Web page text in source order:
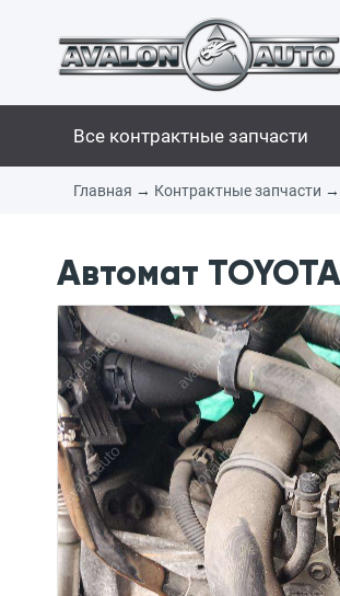
Все контрактные запчасти
Главная → Контрактные запчасти →
Автомат